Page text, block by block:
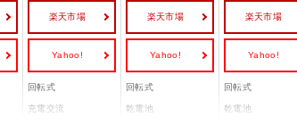
楽天市場
Yahoo!
楽天市場
Yahoo!
楽天市場
Yahoo!
回転式 回転式 回転式
充電交流 乾電池 乾電池